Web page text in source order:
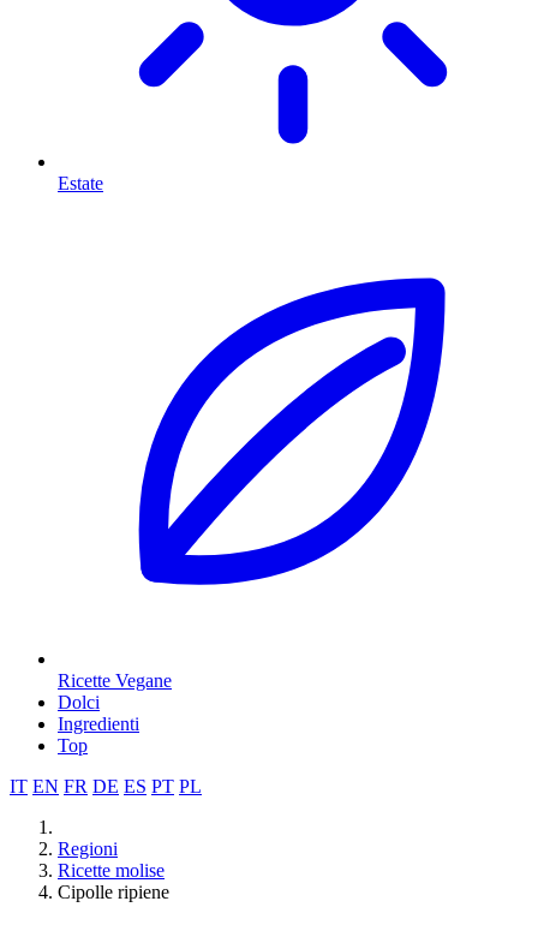
Estate
Ricette Vegane
Dolci
Ingredienti
Top
IT EN FR DE ES PT PL
Regioni
Ricette molise
Cipolle ripiene